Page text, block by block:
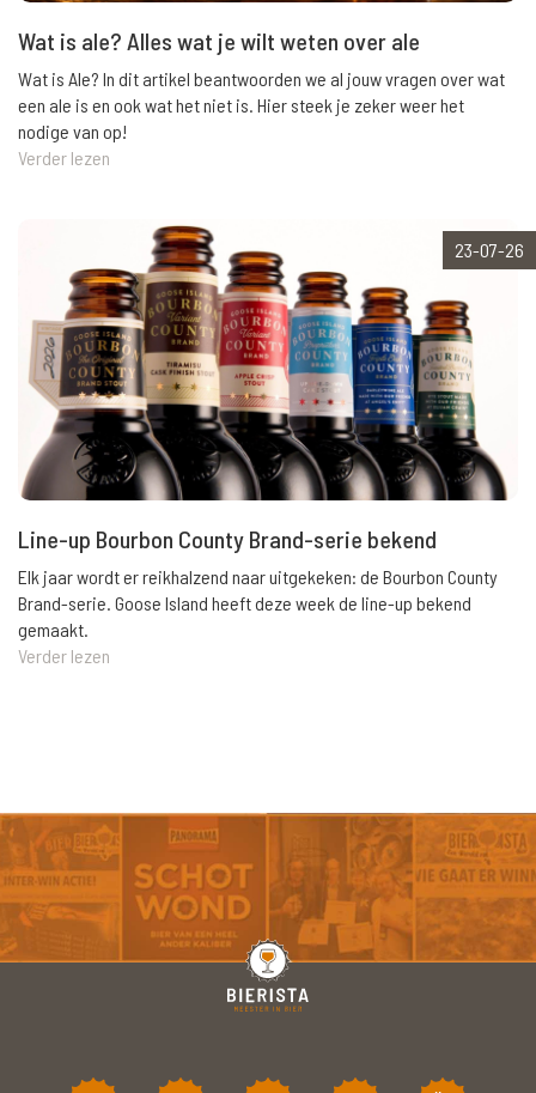
Wat is ale? Alles wat je wilt weten over ale
Wat is Ale? In dit artikel beantwoorden we al jouw vragen over wat
een ale is en ook wat het niet is. Hier steek je zeker weer het
nodige van op!
Verder lezen
23-07-26
Line-up Bourbon County Brand-serie bekend
Elk jaar wordt er reikhalzend naar uitgekeken: de Bourbon County
Brand-serie. Goose Island heeft deze week de line-up bekend
gemaakt.
Verder lezen